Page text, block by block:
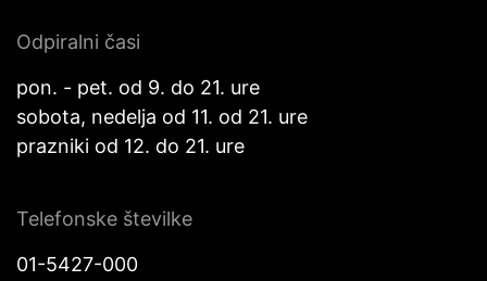
Odpiralni časi
pon. - pet. od 9. do 21. ure
sobota, nedelja od 11. od 21. ure
prazniki od 12. do 21. ure
Telefonske številke
01-5427-000